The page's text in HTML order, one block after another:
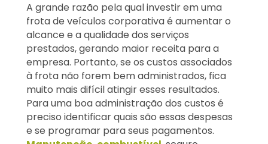
A grande razão pela qual investir em uma
frota de veículos corporativa é aumentar o
alcance e a qualidade dos serviços
prestados, gerando maior receita para a
empresa. Portanto, se os custos associados
à frota não forem bem administrados, fica
muito mais difícil atingir esses resultados.
Para uma boa administração dos custos é
preciso identificar quais são essas despesas
e se programar para seus pagamentos.